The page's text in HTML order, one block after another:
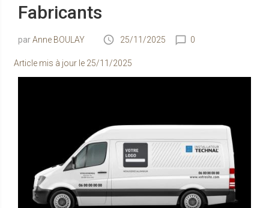
Fabricants
Anne BOULAY 25/11/2025 0
Article mis à jour le 25/11/2025